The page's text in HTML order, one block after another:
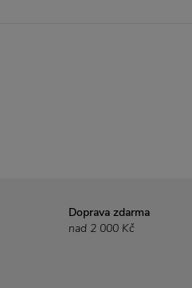
Doprava zdarma
nad 2 000 Kč